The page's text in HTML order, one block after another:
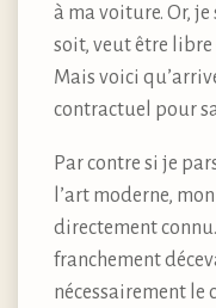
à ma voiture. Or, je
soit, veut être
Mais voici
contractuel pour
Par contre si je
l’art moderne,
directement
franchement
nécessairement le